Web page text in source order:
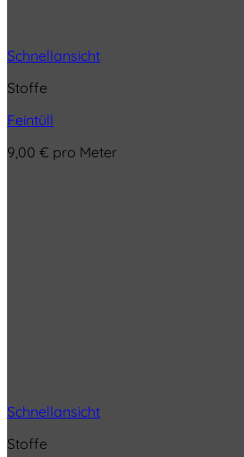
Schnellansicht
Stoffe
Feintüll
9,00 € pro Meter
Schnellansicht
Stoffe